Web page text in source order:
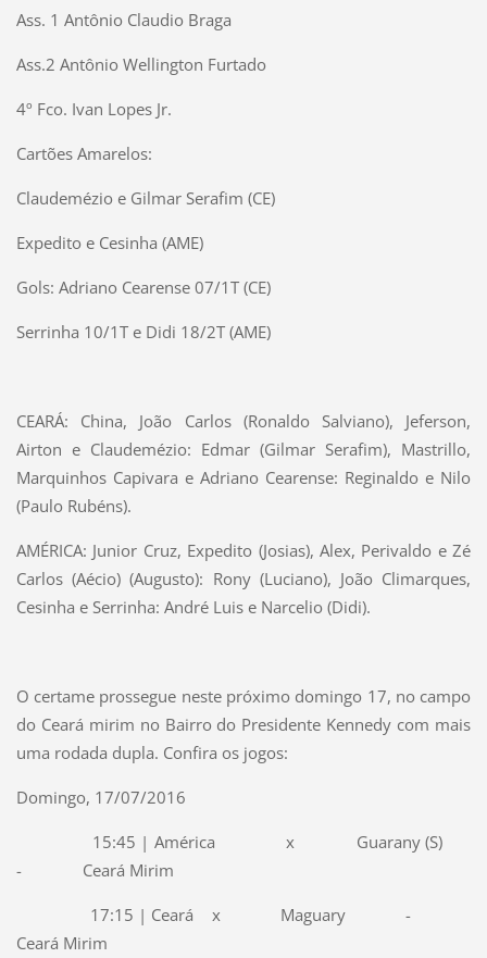
Ass. 1 Antônio Claudio Braga
Ass.2 Antônio Wellington Furtado
4º Fco. Ivan Lopes Jr.
Cartões Amarelos:
Claudemézio e Gilmar Serafim (CE)
Expedito e Cesinha (AME)
Gols: Adriano Cearense 07/1T (CE)
Serrinha 10/1T e Didi 18/2T (AME)
CEARÁ: China, João Carlos (Ronaldo Salviano), Jeferson,
Airton e Claudemézio: Edmar (Gilmar Serafim), Mastrillo,
Marquinhos Capivara e Adriano Cearense: Reginaldo e Nilo
(Paulo Rubéns).
AMÉRICA: Junior Cruz, Expedito (Josias), Alex, Perivaldo e Zé
Carlos (Aécio) (Augusto): Rony (Luciano), João Climarques,
Cesinha e Serrinha: André Luis e Narcelio (Didi).
O certame prossegue neste próximo domingo 17, no campo
do Ceará mirim no Bairro do Presidente Kennedy com mais
uma rodada dupla. Confira os jogos:
Domingo, 17/07/2016
15:45 | América x Guarany (S)
- Ceará Mirim
17:15 | Ceará x Maguary -
Ceará Mirim